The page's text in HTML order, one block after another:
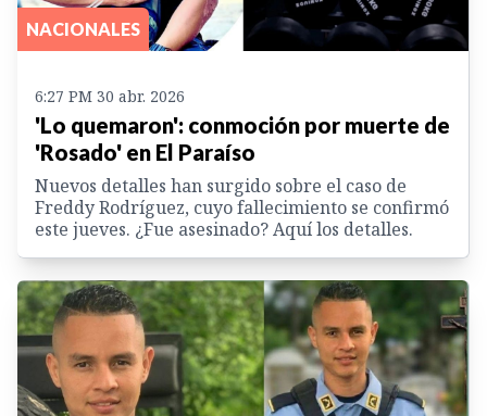
NACIONALES
6:27 PM 30 abr. 2026
'Lo quemaron': conmoción por muerte de
'Rosado' en El Paraíso
Nuevos detalles han surgido sobre el caso de
Freddy Rodríguez, cuyo fallecimiento se confirmó
este jueves. ¿Fue asesinado? Aquí los detalles.